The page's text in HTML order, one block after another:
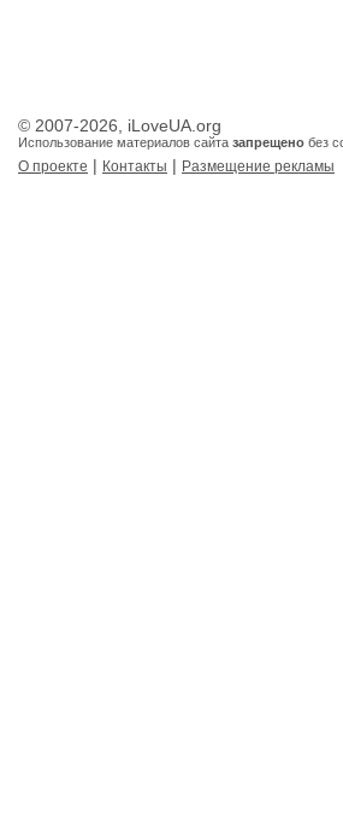
© 2007-2026, iLoveUA.org
Использование материалов сайта запрещено без
О проекте | Контакты | Размещение рекламы